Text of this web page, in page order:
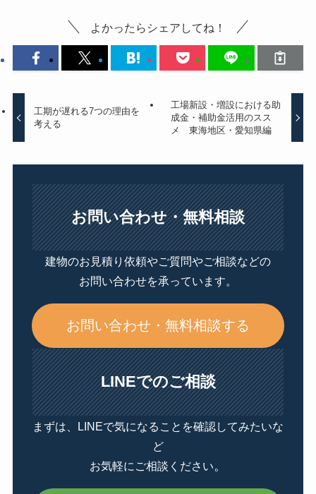
よかったらシェアしてね！
工期が遅れる7つの理由を
考える
工場新設・増設における助
成金・補助金活用のスス
メ 東海地区・愛知県編
お問い合わせ・無料相談
建物のお見積り依頼やご質問やご相談などの
お問い合わせを承っています。
お問い合わせ・無料相談する
LINEでのご相談
まずは、LINEで気になることを確認してみたいな
ど
お気軽にご相談ください。